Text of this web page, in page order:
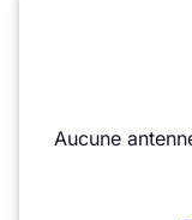
Aucune